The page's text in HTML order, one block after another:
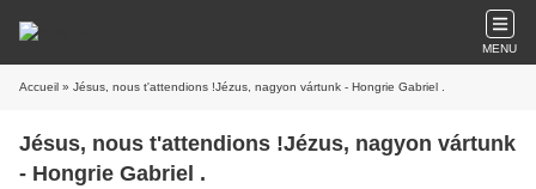
MENU
Accueil » Jésus, nous t'attendions !Jézus, nagyon vártunk - Hongrie Gabriel .
Jésus, nous t'attendions !Jézus, nagyon vártunk
- Hongrie Gabriel .